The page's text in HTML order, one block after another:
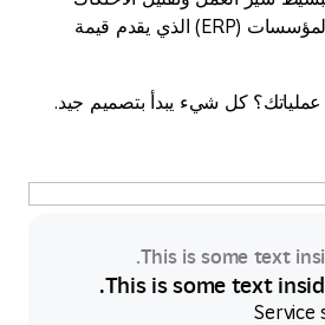
وتصميم تخطيط موارد المؤسسات (ERP) الذي يقدم قيمة
كل شيء يبدأ بتصميم جيد.
This is some text
This is some text